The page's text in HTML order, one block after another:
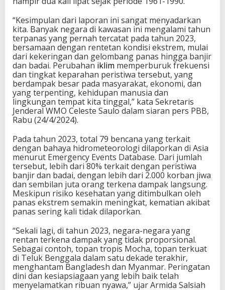
“Kesimpulan dari laporan ini sangat menyadarkan
kita. Banyak negara di kawasan ini mengalami tahun
terpanas yang pernah tercatat pada tahun 2023,
bersamaan dengan rentetan kondisi ekstrem, mulai
dari kekeringan dan gelombang panas hingga banjir
dan badai. Perubahan iklim memperburuk frekuensi
dan tingkat keparahan peristiwa tersebut, yang
berdampak besar pada masyarakat, ekonomi, dan
yang terpenting, kehidupan manusia dan
lingkungan tempat kita tinggal,” kata Sekretaris
Jenderal WMO Celeste Saulo dalam siaran pers PBB,
Rabu (24/4/2024).
Pada tahun 2023, total 79 bencana yang terkait
dengan bahaya hidrometeorologi dilaporkan di Asia
menurut Emergency Events Database. Dari jumlah
tersebut, lebih dari 80% terkait dengan peristiwa
banjir dan badai, dengan lebih dari 2.000 korban jiwa
dan sembilan juta orang terkena dampak langsung.
Meskipun risiko kesehatan yang ditimbulkan oleh
panas ekstrem semakin meningkat, kematian akibat
panas sering kali tidak dilaporkan.
“Sekali lagi, di tahun 2023, negara-negara yang
rentan terkena dampak yang tidak proporsional.
Sebagai contoh, topan tropis Mocha, topan terkuat
di Teluk Benggala dalam satu dekade terakhir,
menghantam Bangladesh dan Myanmar. Peringatan
dini dan kesiapsiagaan yang lebih baik telah
menyelamatkan ribuan nyawa,” ujar Armida Salsiah